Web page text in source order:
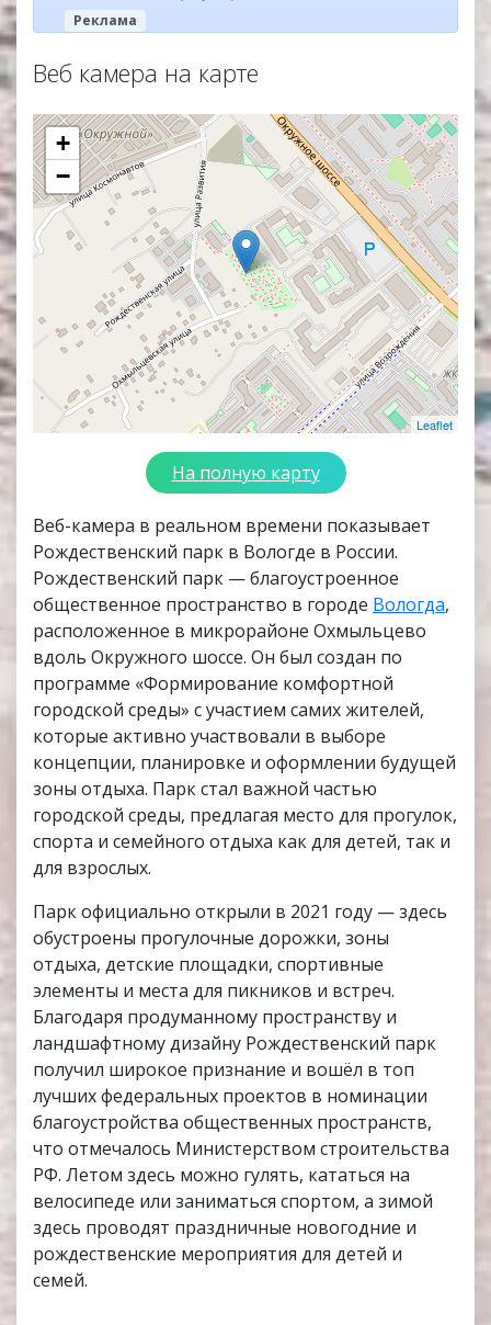
Реклама
Веб камера на карте
+
−
Leaflet
На полную карту
Веб-камера в реальном времени показывает
Рождественский парк в Вологде в России.
Рождественский парк — благоустроенное
общественное пространство в городе Вологда,
расположенное в микрорайоне Охмыльцево
вдоль Окружного шоссе. Он был создан по
программе «Формирование комфортной
городской среды» с участием самих жителей,
которые активно участвовали в выборе
концепции, планировке и оформлении будущей
зоны отдыха. Парк стал важной частью
городской среды, предлагая место для прогулок,
спорта и семейного отдыха как для детей, так и
для взрослых.
Парк официально открыли в 2021 году — здесь
обустроены прогулочные дорожки, зоны
отдыха, детские площадки, спортивные
элементы и места для пикников и встреч.
Благодаря продуманному пространству и
ландшафтному дизайну Рождественский парк
получил широкое признание и вошёл в топ
лучших федеральных проектов в номинации
благоустройства общественных пространств,
что отмечалось Министерством строительства
РФ. Летом здесь можно гулять, кататься на
велосипеде или заниматься спортом, а зимой
здесь проводят праздничные новогодние и
рождественские мероприятия для детей и
семей.